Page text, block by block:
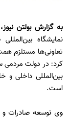
به گزارشبولتن نیوز،
نمایشگاه
تعاونی‌ها مستلزم
بین‌المللی داخلی و
است.
وی توسعه صادرات و